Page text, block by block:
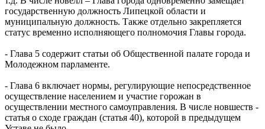
государственную должность Липецкой области и
муниципальную должность. Также отдельно закрепляется
статус временно исполняющего полномочия Главы города.
- Глава 5 содержит статьи об Общественной палате города и
Молодежном парламенте.
- Глава 6 включает нормы, регулирующие непосредственное
осуществление населением и участие горожан в
осуществлении местного самоуправления. В числе новшеств -
статья о сходе граждан (статья 40), которой в предыдущем